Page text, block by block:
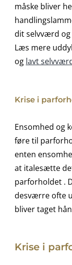
måske bliver
dit selvværd og
Læs mere
og lavt
Krise i
Ensomhed og
føre til
enten
at italesætte
parforholdet .
desværre ofte
bliver taget
Krise i